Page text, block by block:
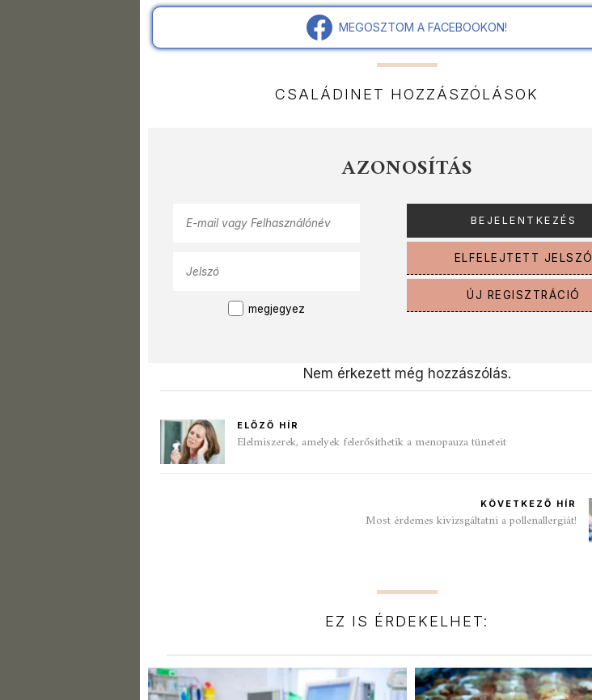
MEGOSZTOM A FACEBOOKON!
CSALÁDINET HOZZÁSZÓLÁSOK
AZONOSÍTÁS
megjegyez
ELFELEJTETT JELSZÓ
ÚJ REGISZTRÁCIÓ
Nem érkezett még hozzászólás.
ELŐZŐ HÍR
Élelmiszerek, amelyek felerősíthetik a menopauza tüneteit
KÖVETKEZŐ HÍR
Most érdemes kivizsgáltatni a pollenallergiát!
EZ IS ÉRDEKELHET: